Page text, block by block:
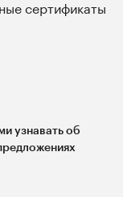
сертификаты
узнавать об